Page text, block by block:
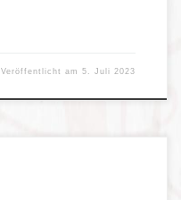
Veröffentlicht am5. Juli 2023